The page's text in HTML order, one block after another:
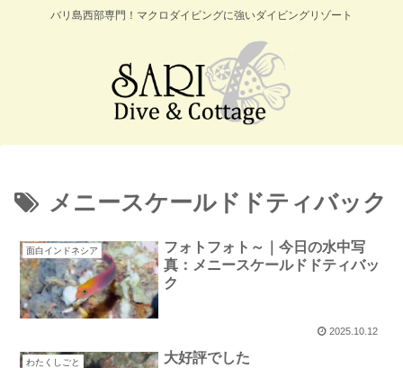
バリ島西部専門！マクロダイビングに強いダイビングリゾート
メニースケールドドティバック
面白インドネシア
フォトフォト～｜今日の水中写
真：メニースケールドドティバッ
ク
2025.10.12
わたくしごと 大好評でした